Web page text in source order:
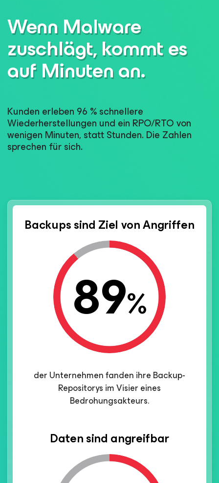
Wenn Malware
zuschlägt, kommt es
auf Minuten an.
Kunden erleben 96 % schnellere
Wiederherstellungen und ein RPO/RTO von
wenigen Minuten, statt Stunden. Die Zahlen
sprechen für sich.
Backups sind Ziel von Angriffen
89%
der Unternehmen fanden ihre Backup-
Repositorys im Visier eines
Bedrohungsakteurs.
Daten sind angreifbar